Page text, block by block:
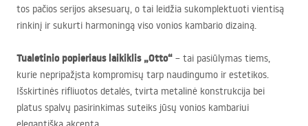
tos pačios serijos aksesuarų, o tai leidžia sukomplektuoti vientisą
rinkinį ir sukurti harmoningą viso vonios kambario dizainą.
Tualetinio popieriaus laikiklis „Otto“ – tai pasiūlymas tiems,
kurie nepripažįsta kompromisų tarp naudingumo ir estetikos.
Išskirtinės rifliuotos detalės, tvirta metalinė konstrukcija bei
platus spalvų pasirinkimas suteiks jūsų vonios kambariui